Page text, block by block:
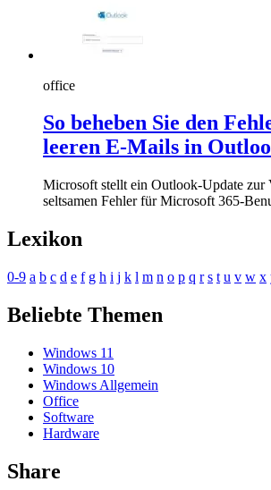
office
So beheben Sie den
leeren E-Mails in
Microsoft stellt ein Outlook-Update zur
seltsamen Fehler für Microsoft 365-
Lexikon
0-9 a b c d e f g h i j k l m n o p q r s t u v w x
Beliebte Themen
Windows 11
Windows 10
Windows Allgemein
Office
Software
Hardware
Share